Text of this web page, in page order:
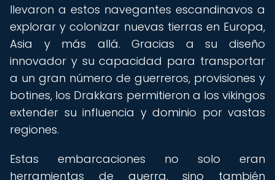
llevaron a estos navegantes escandinavos a
explorar y colonizar nuevas tierras en Europa,
Asia y más allá. Gracias a su diseño
innovador y su capacidad para transportar
a un gran número de guerreros, provisiones y
botines, los Drakkars permitieron a los vikingos
extender su influencia y dominio por vastas
regiones.
Estas embarcaciones no solo eran
herramientas de guerra, sino también